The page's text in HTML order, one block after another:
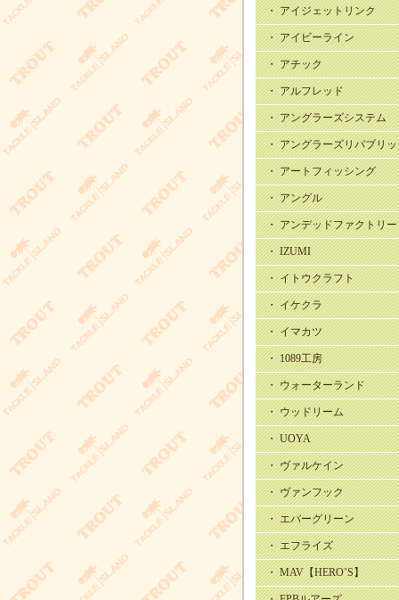
・ アイジェットリンク
・ アイビーライン
・ アチック
・ アルフレッド
・ アングラーズシステム
・ アングラーズリパブリ
・ アートフィッシング
・ アングル
・ アンデッドファクトリー
・ IZUMI
・ イトウクラフト
・ イケクラ
・ イマカツ
・ 1089工房
・ ウォーターランド
・ ウッドリーム
・ UOYA
・ ヴァルケイン
・ ヴァンフック
・ エバーグリーン
・ エフライズ
・ MAV【HERO’S】